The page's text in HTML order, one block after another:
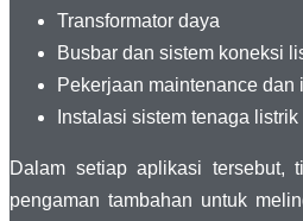
Transformator daya
Busbar dan sistem koneksi
Pekerjaan maintenance dan
Instalasi sistem tenaga listrik
Dalam setiap aplikasi tersebut,
pengaman tambahan untuk